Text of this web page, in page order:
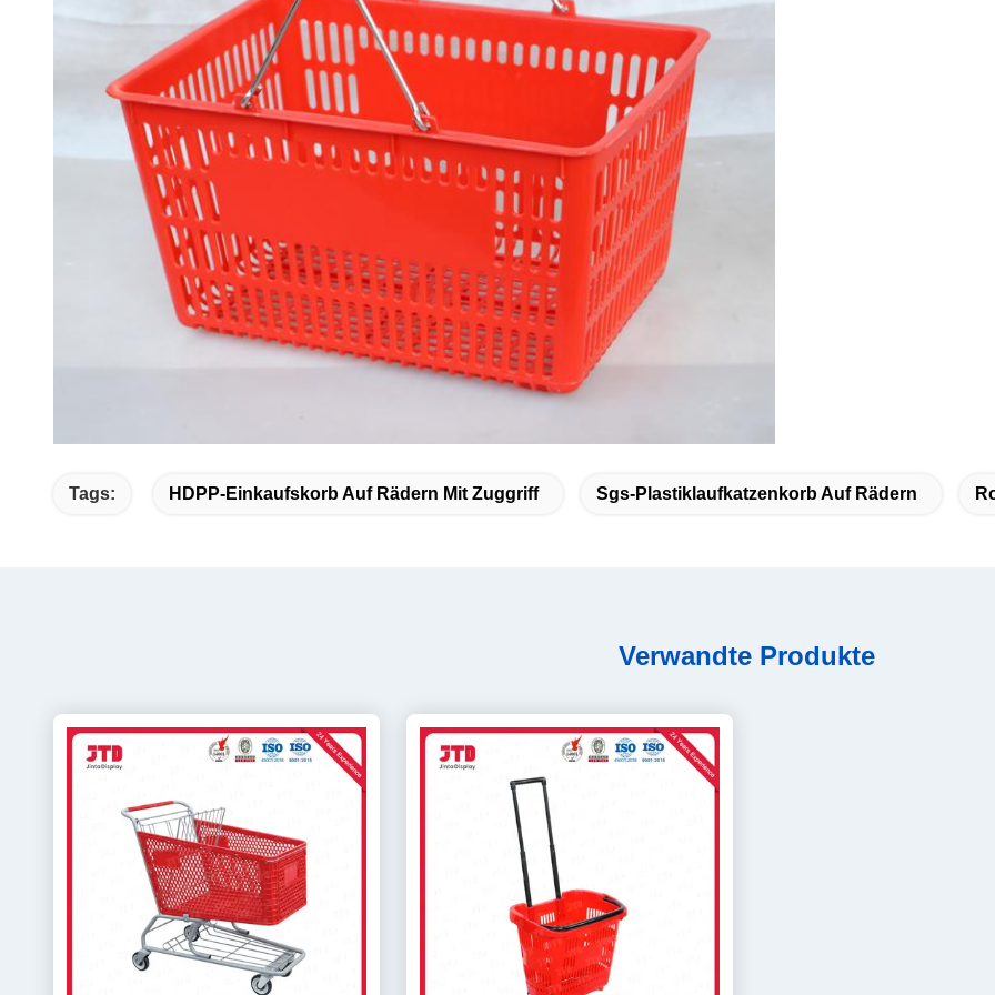
Tags: HDPP-Einkaufskorb Auf Rädern Mit Zuggriff Sgs-Plastiklaufkatzenkorb Auf Rädern
Verwandte Produkte